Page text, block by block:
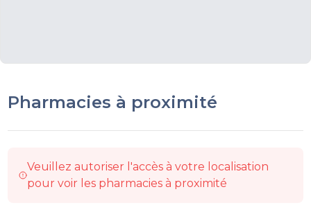
Pharmacies à proximité
Veuillez autoriser l'accès à votre localisation
pour voir les pharmacies à proximité